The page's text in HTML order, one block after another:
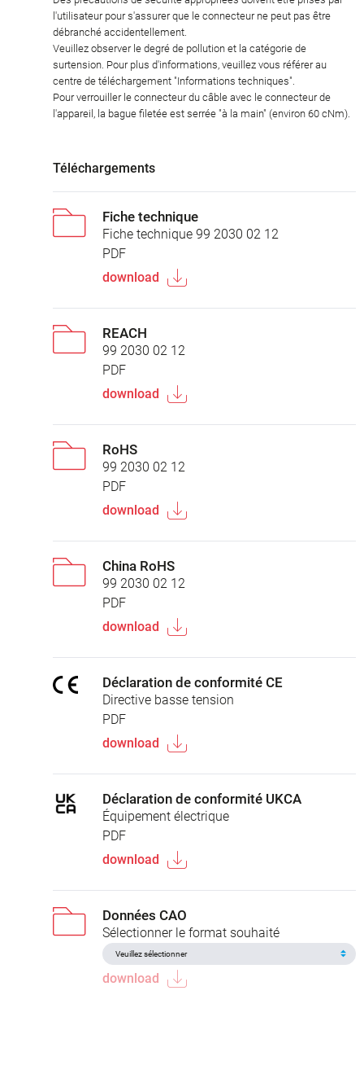
l'utilisateur pour s'assurer que le connecteur ne peut pas être
débranché accidentellement.
Veuillez observer le degré de pollution et la catégorie de
surtension. Pour plus d'informations, veuillez vous référer au
centre de téléchargement "Informations techniques".
Pour verrouiller le connecteur du câble avec le connecteur de
l'appareil, la bague filetée est serrée "à la main" (environ 60 cNm).
Téléchargements
Fiche technique
Fiche technique 99 2030 02 12
PDF
download
REACH
99 2030 02 12
PDF
download
RoHS
99 2030 02 12
PDF
download
China RoHS
99 2030 02 12
PDF
download
Déclaration de conformité CE
Directive basse tension
PDF
download
Déclaration de conformité UKCA
Équipement électrique
PDF
download
Données CAO
Sélectionner le format souhaité
download